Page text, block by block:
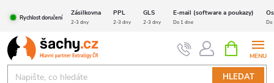
obsah
Rychlost doručení
Zásilkovna PPL GLS E-mail (software a poukazy)
2-3 dny 2-3 dny 2-3 dny Do 1 dne Do
HLEDAT
NÁKUPNÍ
KOŠÍK